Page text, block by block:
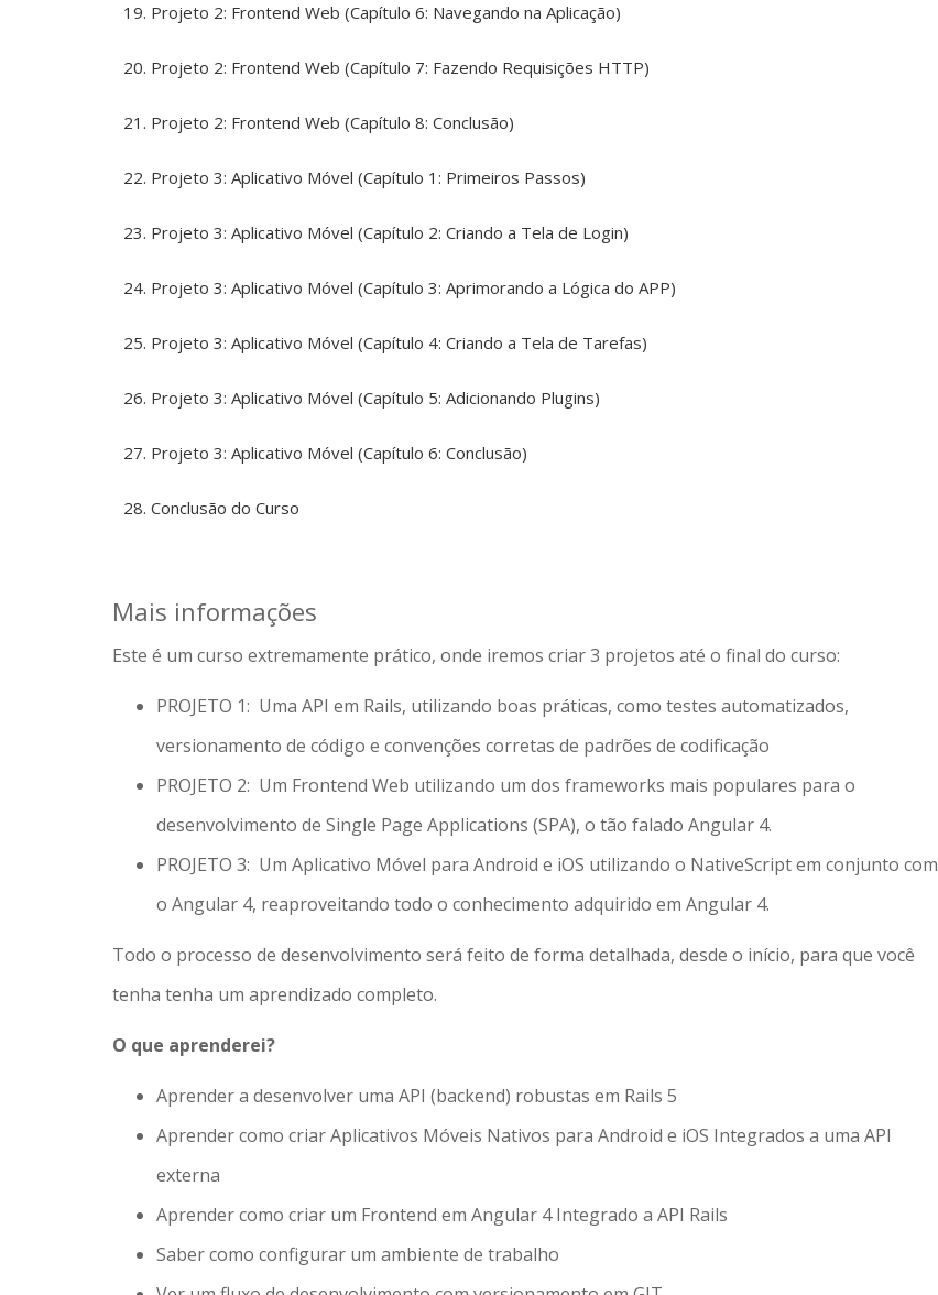
Projeto 2: Frontend Web (Capítulo 6: Navegando na Aplicação)
Projeto 2: Frontend Web (Capítulo 7: Fazendo Requisições HTTP)
Projeto 2: Frontend Web (Capítulo 8: Conclusão)
Projeto 3: Aplicativo Móvel (Capítulo 1: Primeiros Passos)
Projeto 3: Aplicativo Móvel (Capítulo 2: Criando a Tela de Login)
Projeto 3: Aplicativo Móvel (Capítulo 3: Aprimorando a Lógica do APP)
Projeto 3: Aplicativo Móvel (Capítulo 4: Criando a Tela de Tarefas)
Projeto 3: Aplicativo Móvel (Capítulo 5: Adicionando Plugins)
Projeto 3: Aplicativo Móvel (Capítulo 6: Conclusão)
Conclusão do Curso
Mais informações
Este é um curso extremamente prático, onde iremos criar 3 projetos até o final do curso:
PROJETO 1: Uma API em Rails, utilizando boas práticas, como testes automatizados,
versionamento de código e convenções corretas de padrões de codificação
PROJETO 2: Um Frontend Web utilizando um dos frameworks mais populares para o
desenvolvimento de Single Page Applications (SPA), o tão falado Angular 4.
PROJETO 3: Um Aplicativo Móvel para Android e iOS utilizando o NativeScript em conjunto com
o Angular 4, reaproveitando todo o conhecimento adquirido em Angular 4.
Todo o processo de desenvolvimento será feito de forma detalhada, desde o início, para que você
tenha tenha um aprendizado completo.
O que aprenderei?
Aprender a desenvolver uma API (backend) robustas em Rails 5
Aprender como criar Aplicativos Móveis Nativos para Android e iOS Integrados a uma API
externa
Aprender como criar um Frontend em Angular 4 Integrado a API Rails
Saber como configurar um ambiente de trabalho